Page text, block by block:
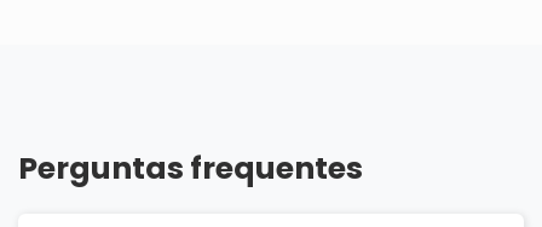
Perguntas frequentes